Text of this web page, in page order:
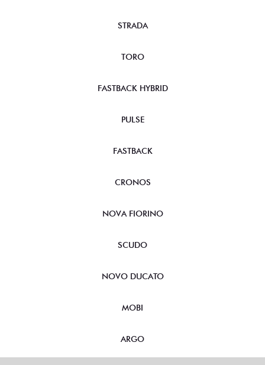
STRADA
TORO
FASTBACK HYBRID
PULSE
FASTBACK
CRONOS
NOVA FIORINO
SCUDO
NOVO DUCATO
MOBI
ARGO